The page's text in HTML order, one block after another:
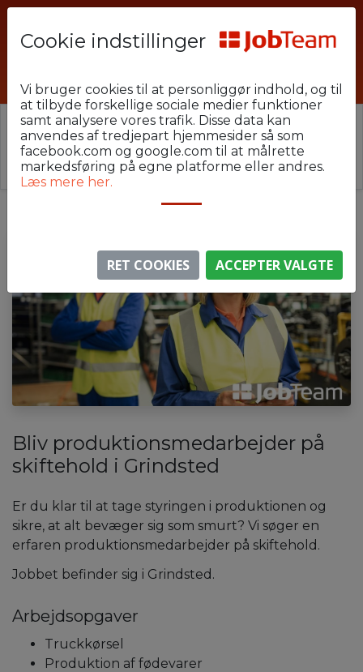
⚠️ Denne jobannonce er udløbet.
Stillingen er ikke længere aktiv, men du kan
lignende annoncer her.
Bliv produktionsmedarbejder på
skiftehold i Grindsted
Er du klar til at tage styringen i produktionen og
sikre, at alt bevæger sig som smurt? Vi søger en
erfaren produktionsmedarbejder på skiftehold.
Jobbet befinder sig i Grindsted.
Arbejdsopgaver
Truckkørsel
Produktion af fødevarer
Cookie indstillinger
Vi bruger cookies til at personliggør indhold, og til
at tilbyde forskellige sociale medier funktioner
samt analysere vores trafik. Disse data kan
anvendes af tredjepart hjemmesider så som
facebook.com og google.com til at målrette
markedsføring på egne platforme eller andres.
Læs mere her.
RET COOKIES ACCEPTER VALGTE